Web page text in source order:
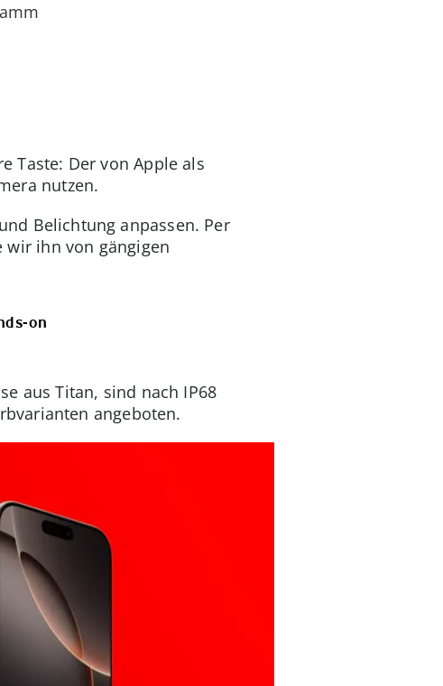
Taste: Der von Apple als
nutzen.
Belichtung anpassen. Per
wir ihn von gängigen
on
aus Titan, sind nach IP68
angeboten.